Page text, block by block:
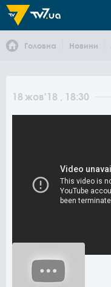
Головна Новини
18 жов'18 , 18:30